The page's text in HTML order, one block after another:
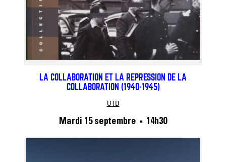
LA COLLABORATION ET LA RÉPRESSION DE LA
COLLABORATION (1940-1945)
UTD
Mardi 15 septembre ■ 14h30